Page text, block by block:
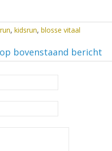
, kidsrun, blosse vitaal
bovenstaand bericht